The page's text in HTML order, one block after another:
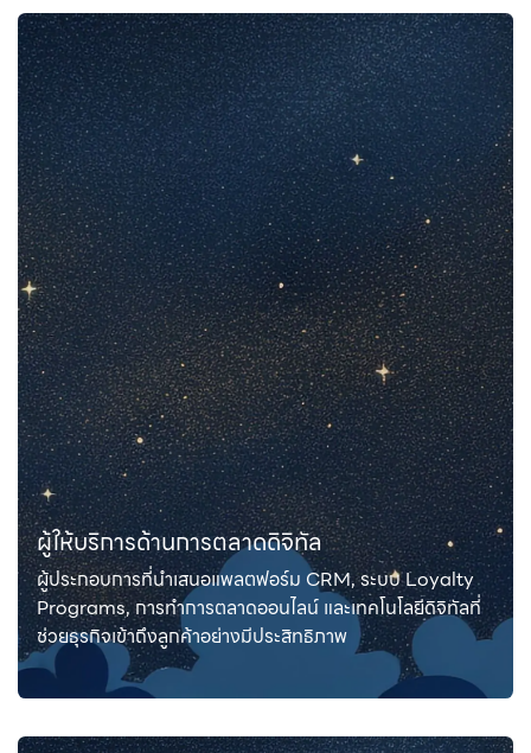
ผู้ให้บริการด้านการตลาดดิจิทัล
ผู้ประกอบการที่นำเสนอแพลตฟอร์ม CRM, ระบบ Loyalty
Programs, การทำการตลาดออนไลน์ และเทคโนโลยีดิจิทัลที่
ช่วยธุรกิจเข้าถึงลูกค้าอย่างมีประสิทธิภาพ